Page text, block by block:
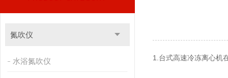
氮吹仪
水浴氮吹仪 1.台式高速冷冻离心机